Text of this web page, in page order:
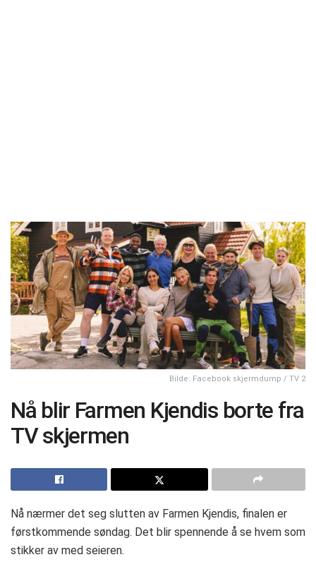
Bilde: Facebook skjermdump / TV 2
Nå blir Farmen Kjendis borte fra
TV skjermen
Nå nærmer det seg slutten av Farmen Kjendis, finalen er
førstkommende søndag. Det blir spennende å se hvem som
stikker av med seieren.